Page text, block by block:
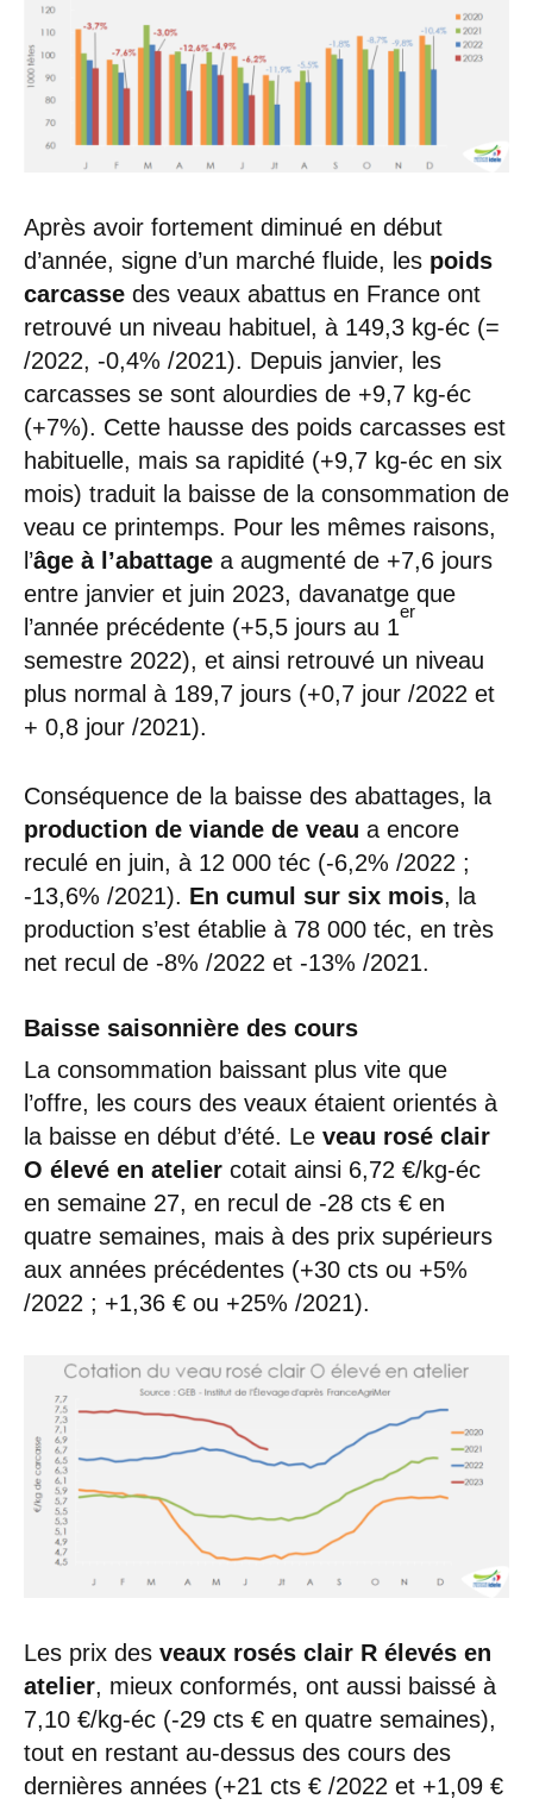
Après avoir fortement diminué en début
d’année, signe d’un marché fluide, les poids
carcasse des veaux abattus en France ont
retrouvé un niveau habituel, à 149,3 kg-éc (=
/2022, -0,4% /2021). Depuis janvier, les
carcasses se sont alourdies de +9,7 kg-éc
(+7%). Cette hausse des poids carcasses est
habituelle, mais sa rapidité (+9,7 kg-éc en six
mois) traduit la baisse de la consommation de
veau ce printemps. Pour les mêmes raisons,
l’âge à l’abattage a augmenté de +7,6 jours
entre janvier et juin 2023, davanatge que
l’année précédente (+5,5 jours au 1
er
semestre 2022), et ainsi retrouvé un niveau
plus normal à 189,7 jours (+0,7 jour /2022 et
+ 0,8 jour /2021).
Conséquence de la baisse des abattages, la
production de viande de veau a encore
reculé en juin, à 12 000 téc (-6,2% /2022 ;
-13,6% /2021). En cumul sur six mois, la
production s’est établie à 78 000 téc, en très
net recul de -8% /2022 et -13% /2021.
Baisse saisonnière des cours
La consommation baissant plus vite que
l’offre, les cours des veaux étaient orientés à
la baisse en début d’été. Le veau rosé clair
O élevé en atelier cotait ainsi 6,72 €/kg-éc
en semaine 27, en recul de -28 cts € en
quatre semaines, mais à des prix supérieurs
aux années précédentes (+30 cts ou +5%
/2022 ; +1,36 € ou +25% /2021).
Les prix des veaux rosés clair R élevés en
atelier, mieux conformés, ont aussi baissé à
7,10 €/kg-éc (-29 cts € en quatre semaines),
tout en restant au-dessus des cours des
dernières années (+21 cts € /2022 et +1,09 €